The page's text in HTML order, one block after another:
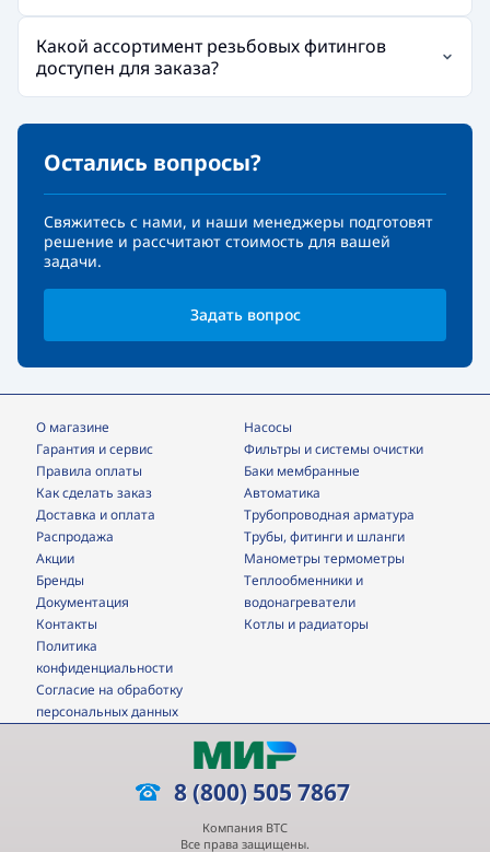
Какой ассортимент резьбовых фитингов
доступен для заказа?
Остались вопросы?
Свяжитесь с нами, и наши менеджеры подготовят
решение и рассчитают стоимость для вашей
задачи.
Задать вопрос
О магазине
Гарантия и сервис
Правила оплаты
Как сделать заказ
Доставка и оплата
Распродажа
Акции
Бренды
Документация
Контакты
Насосы
фильтры и системы очистки
Баки мембранные
Автоматика
трубопроводная арматура
трубы, фитинги и шланги
манометры термометры
теплообменники и
водонагреватели
Котлы и радиаторы
Политика
конфиденциальности
Согласие на обработку
персональных данных
8 (800) 505 7867
Компания ВТС
Все права защищены.